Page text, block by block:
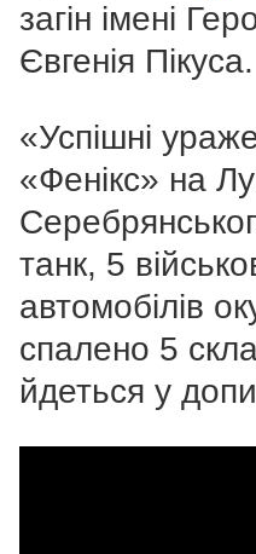
загін імені
Євгенія Пікуса.
«Успішні
«Фенікс» на
танк, 5
автомобілів
спалено 5
йдеться у